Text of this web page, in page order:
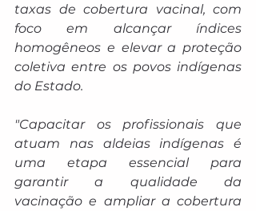
taxas de cobertura vacinal, com
foco em alcançar índices
homogêneos e elevar a proteção
coletiva entre os povos indígenas
do Estado.
"Capacitar os profissionais que
atuam nas aldeias indígenas é
uma etapa essencial para
garantir a qualidade da
vacinação e ampliar a cobertura